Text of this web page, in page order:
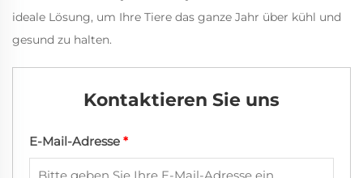
ideale Lösung, um Ihre Tiere das ganze Jahr über kühl und
gesund zu halten.
Kontaktieren Sie uns
E-Mail-Adresse *